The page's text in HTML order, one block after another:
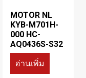
MOTOR NL
KYB-M701H-
000 HC-
AQ0436S-S32
อ่านเพิ่ม